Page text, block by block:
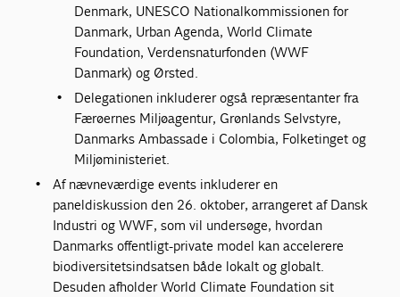
Denmark, UNESCO Nationalkommissionen for
Danmark, Urban Agenda, World Climate
Foundation, Verdensnaturfonden (WWF
Danmark) og Ørsted.
Delegationen inkluderer også repræsentanter fra
Færøernes Miljøagentur, Grønlands Selvstyre,
Danmarks Ambassade i Colombia, Folketinget og
Miljøministeriet.
Af nævneværdige events inkluderer en
paneldiskussion den 26. oktober, arrangeret af Dansk
Industri og WWF, som vil undersøge, hvordan
Danmarks offentligt-private model kan accelerere
biodiversitetsindsatsen både lokalt og globalt.
Desuden afholder World Climate Foundation sit